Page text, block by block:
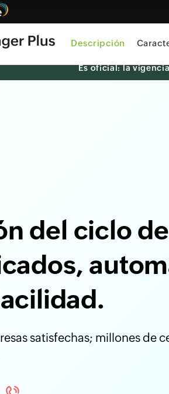
Descripción
Es oficial: la
del ciclo
satisfechas; millones de